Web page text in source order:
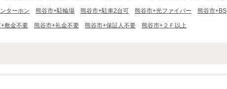
ターホン 熊谷市+駐輪場 熊谷市+駐車2台可 熊谷市+光ファイバー 熊谷市+BS
敷金不要 熊谷市+礼金不要 熊谷市+保証人不要 熊谷市+２Ｆ以上